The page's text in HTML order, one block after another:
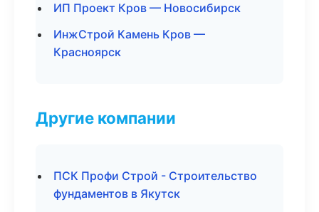
ИП Проект Кров — Новосибирск
ИнжСтрой Камень Кров —
Красноярск
Другие компании
ПСК Профи Строй - Строительство
фундаментов в Якутск